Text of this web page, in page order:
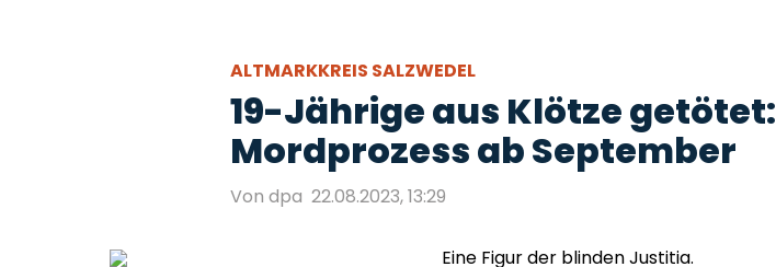
ALTMARKKREIS SALZWEDEL
19-Jährige aus Klötze getötet:
Mordprozess ab September
Von dpa 22.08.2023, 13:29